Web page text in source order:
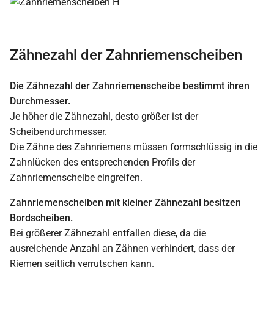
Zähnezahl der Zahnriemenscheiben
Die Zähnezahl der Zahnriemenscheibe bestimmt ihren
Durchmesser.
Je höher die Zähnezahl, desto größer ist der
Scheibendurchmesser.
Die Zähne des Zahnriemens müssen formschlüssig in die
Zahnlücken des entsprechenden Profils der
Zahnriemenscheibe eingreifen.
Zahnriemenscheiben mit kleiner Zähnezahl besitzen
Bordscheiben.
Bei größerer Zähnezahl entfallen diese, da die
ausreichende Anzahl an Zähnen verhindert, dass der
Riemen seitlich verrutschen kann.